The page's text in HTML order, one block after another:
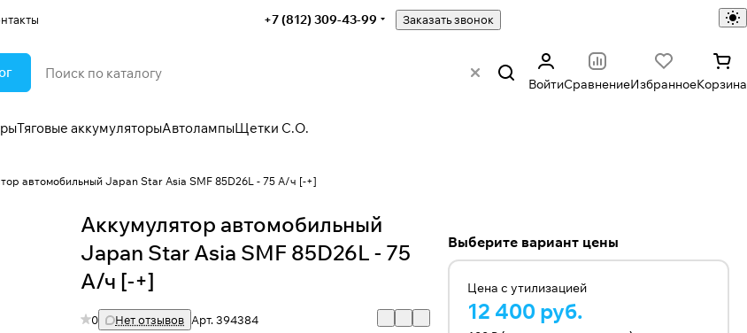
+7 (812) 309-43-99 Заказать звонок
ВойтиСравнениеИзбранноеКорзина
Тяговые аккумуляторыАвтолампыЩетки С.О.
автомобильный Japan Star Asia SMF 85D26L - 75 А/ч [-+]
Аккумулятор автомобильный
Japan Star Asia SMF 85D26L - 75
А/ч [-+]
0 Нет отзывов Арт.394384
Выберите вариант цены
Цена с утилизацией
12 400 руб.